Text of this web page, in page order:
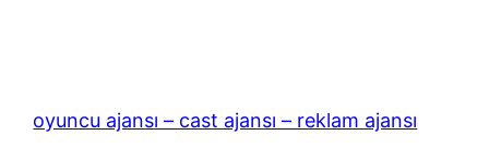
oyuncu ajansı – cast ajansı – reklam ajansı